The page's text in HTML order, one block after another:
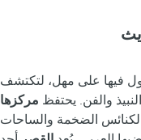
فيها على مهل، لتكتشف
والفن. يحتفظ مركزها
الضخمة والساحات